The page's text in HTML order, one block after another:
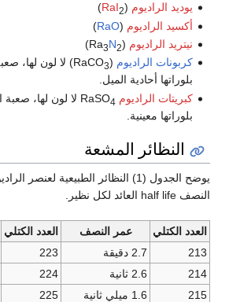
يوديد الراديوم (
RaI2
)
أكسيد الراديوم (
RaO
)
نيتريد الراديوم (Ra
3N2
)
كربونات الراديوم (RaCO
3
) لا لون لها،
بلوراتها أحادية الميل.
كبريتات الراديوم 4
لا لون لها، صعبة
بلوراتها معينية.
النظائر المشعة
يوضح الجدول (1) النظائر الطبيعية
النصف half life العائد لكل نظير.
العدد الكتلي عمر النصف العدد الكتلي
213
2.7 دقيقة 223
214
2.6 ثانية 224
215
1.6 ميلي ثانية 225